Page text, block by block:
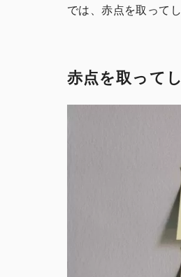
では、赤点を取って
赤点を取って